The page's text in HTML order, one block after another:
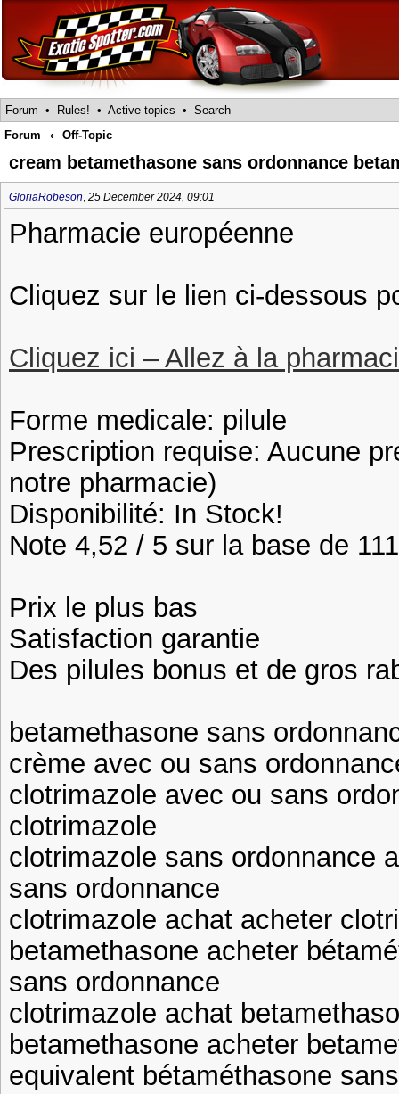
Forum • Rules! • Active topics • Search
Forum
‹ Off-Topic
cream betamethasone sans ordonnance
GloriaRobeson, 25 December 2024, 09:01
Pharmacie européenne
Cliquez sur le lien ci-dessous
Cliquez ici – Allez à la
Forme medicale: pilule
Prescription requise: Aucune
notre pharmacie)
Disponibilité: In Stock!
Note 4,52 / 5 sur la base de
Prix le plus bas
Satisfaction garantie
Des pilules bonus et de gros
betamethasone sans
crème avec ou sans
clotrimazole avec ou sans
clotrimazole
clotrimazole sans ordonnance
sans ordonnance
clotrimazole achat acheter
betamethasone acheter
sans ordonnance
clotrimazole achat
betamethasone acheter
equivalent bétaméthasone